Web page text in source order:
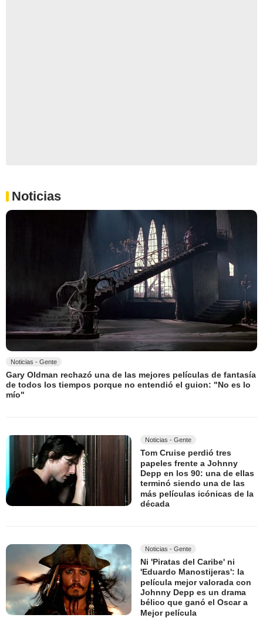
Noticias
Noticias - Gente
Gary Oldman rechazó una de las mejores películas de fantasía
de todos los tiempos porque no entendió el guion: "No es lo
mío"
Noticias - Gente
Tom Cruise perdió tres
papeles frente a Johnny
Depp en los 90: una de ellas
terminó siendo una de las
más películas icónicas de la
década
Noticias - Gente
Ni 'Piratas del Caribe' ni
'Eduardo Manostijeras': la
película mejor valorada con
Johnny Depp es un drama
bélico que ganó el Oscar a
Mejor película